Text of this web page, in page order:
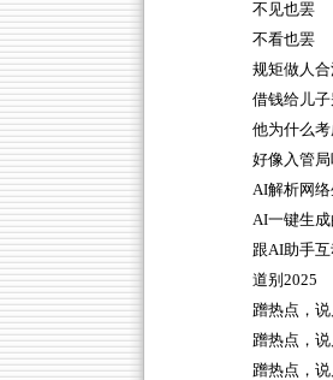
不见也罢
不看也罢
规矩做人
借钱给儿
他为什么
好像入管
AI解析网
AI一键生成
跟AI助手互
道别2025
蹭热点，
蹭热点，
蹭热点，